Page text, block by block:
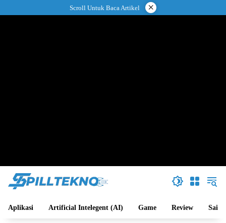
ke
Scroll Untuk Baca Artikel ×
Aplikasi Artificial Intelegent (AI) Game Review Sains